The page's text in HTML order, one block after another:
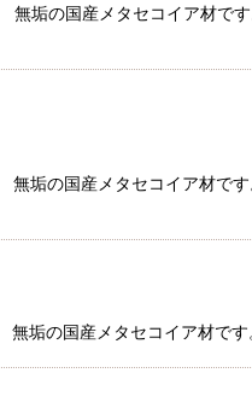
の国産メタセコイア材です
の国産メタセコイア材です
の国産メタセコイア材です